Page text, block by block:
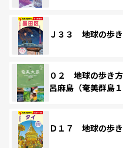
Ｊ３３ 地球の歩
０２ 地球の歩
呂麻島（奄美群島
Ｄ１７ 地球の歩